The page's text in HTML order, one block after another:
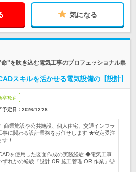
気になる
"を吹き込む電気工事のプロフェッショナル集
スキルを活かせる電気設備の【設計】
卒歓迎
予定日： 2026/12/28
商業施設や公共施設、個人住宅、交通インフラ
事に関わる設計業務をお任せします ★安定受注
！
を使用した図面作成の実務経験 ◆電気工事
ずれかの経験『設計 OR 施工管理 OR 作業』◎